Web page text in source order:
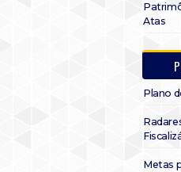
Atas
Plano
Metas